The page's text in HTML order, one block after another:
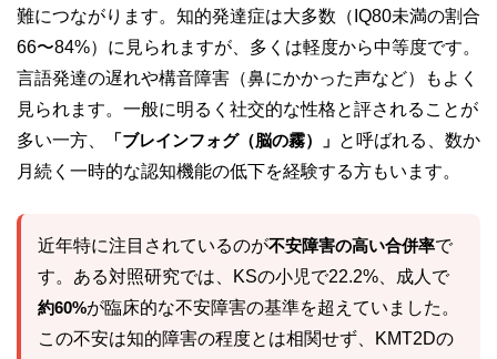
難につながります。知的発達症は大多数（IQ80未満の割合
66〜84%）に見られますが、多くは軽度から中等度です。
言語発達の遅れや構音障害（鼻にかかった声など）もよく
見られます。一般に明るく社交的な性格と評されることが
多い一方、
「ブレインフォグ（脳の霧）」 と呼ばれる、数か
月続く一時的な認知機能の低下を経験する方もいます。
近年特に注目されているのが不安障害の高い合併率で
す。ある対照研究では、KSの小児で22.2%、成人で
約60%が臨床的な不安障害の基準を超えていました。
この不安は知的障害の程度とは相関せず、KMT2Dの